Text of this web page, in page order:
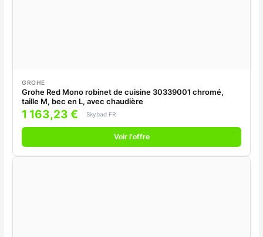
GROHE
Grohe Red Mono robinet de cuisine 30339001 chromé,
taille M, bec en L, avec chaudière
1 163,23 € Skybad FR
Voir l'offre